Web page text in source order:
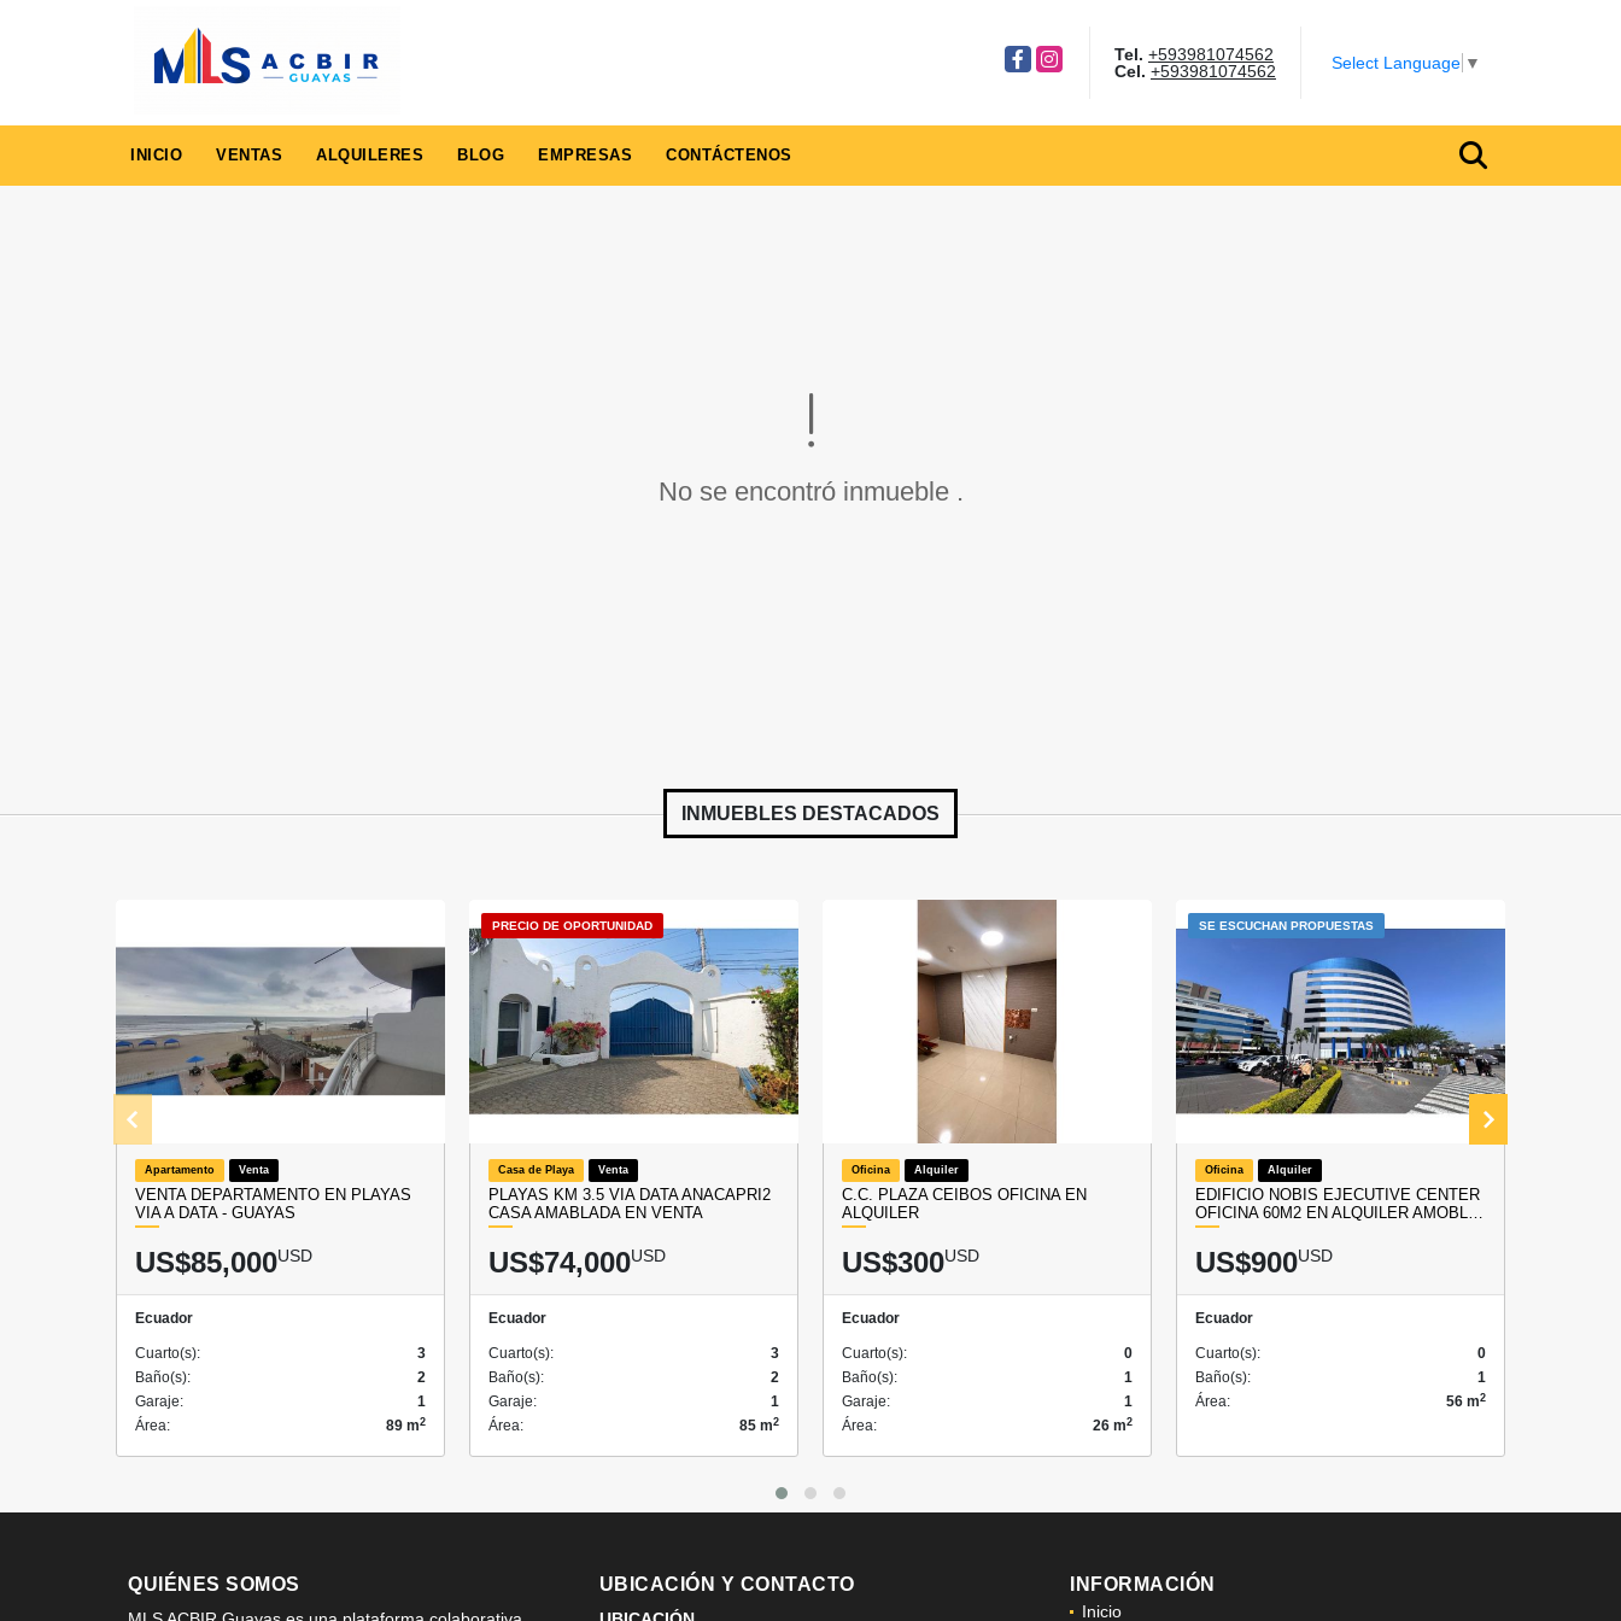
FacebookInstagram Tel. +593981074562
Cel. +593981074562 Select Language ▼
INICIO VENTAS ALQUILERES BLOG EMPRESAS CONTÁCTENOS
No se encontró inmueble .
INMUEBLES DESTACADOS
Apartamento Venta
VENTA DEPARTAMENTO EN PLAYAS
VIA A DATA - GUAYAS
US$85,000USD
Ecuador
Cuarto(s):
3
Baño(s):
2
Garaje:
1
Área:
89 m2
PRECIO DE OPORTUNIDAD
Casa de Playa Venta
PLAYAS KM 3.5 VIA DATA ANACAPRI2
CASA AMABLADA EN VENTA
US$74,000USD
Ecuador
Cuarto(s):
3
Baño(s):
2
Garaje:
1
Área:
85 m2
Oficina Alquiler
C.C. PLAZA CEIBOS OFICINA EN
ALQUILER
US$300USD
Ecuador
Cuarto(s):
0
Baño(s):
1
Garaje:
1
Área:
26 m2
SE ESCUCHAN PROPUESTAS
Oficina Alquiler
EDIFICIO NOBIS EJECUTIVE CENTER
OFICINA 60M2 EN ALQUILER AMOBL…
US$900USD
Ecuador
Cuarto(s):
0
Baño(s):
1
Área:
56 m2
QUIÉNES SOMOS UBICACIÓN Y CONTACTO INFORMACIÓN
Inicio